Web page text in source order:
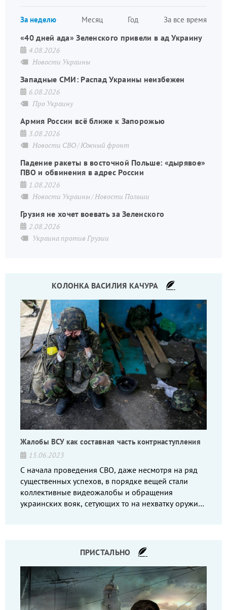
За неделю Месяц Год За все время
«40 дней ада» Зеленского привели в ад Украину
4.08.2026
Новости Украины
Западные СМИ: Распад Украины неизбежен
6.08.2026
Про Украину
Армия России всё ближе к Запорожью
3.08.2026
Новости СВО Южный фронт
Падение ракеты в восточной Польше: «дырявое»
ПВО и обвинения в адрес России
1.08.2026
Новости Украины Новости Польши
Грузия не хочет воевать за Зеленского
2.08.2026
Украина против Грузии
КОЛОНКА ВАСИЛИЯ КАЧУРА
Жалобы ВСУ как составная часть контрнаступления
15.06.2023
С начала проведения СВО, даже несмотря на ряд
существенных успехов, в порядке вещей стали
коллективные видеожалобы и обращения
украинских вояк, сетующих то на нехватку оружия,
ПРИСТАЛЬНО